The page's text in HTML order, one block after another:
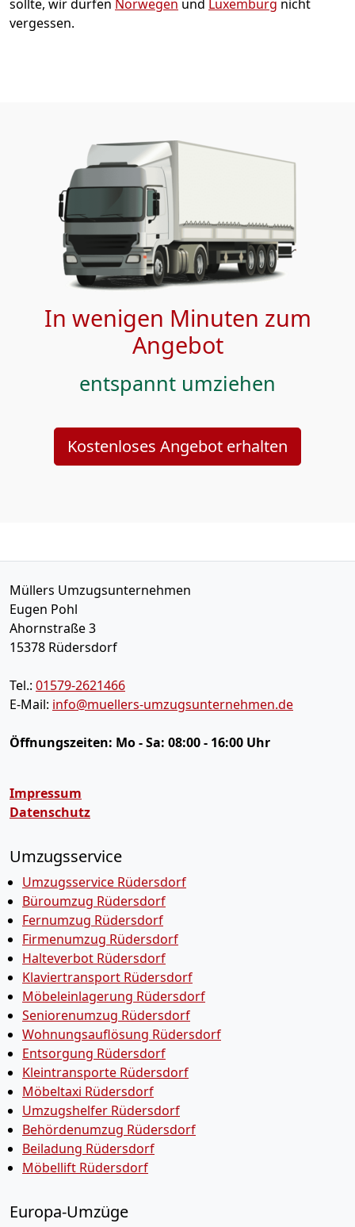
sollte, wir dürfen Norwegen und Luxemburg nicht
vergessen.
In wenigen Minuten zum
Angebot
entspannt umziehen
Kostenloses Angebot erhalten
Müllers Umzugsunternehmen
Eugen Pohl
Ahornstraße 3
15378 Rüdersdorf
Tel.: 01579-2621466
E-Mail: info@muellers-umzugsunternehmen.de
Öffnungszeiten: Mo - Sa: 08:00 - 16:00 Uhr
Impressum
Datenschutz
Umzugsservice
Umzugsservice Rüdersdorf
Büroumzug Rüdersdorf
Fernumzug Rüdersdorf
Firmenumzug Rüdersdorf
Halteverbot Rüdersdorf
Klaviertransport Rüdersdorf
Möbeleinlagerung Rüdersdorf
Seniorenumzug Rüdersdorf
Wohnungsauflösung Rüdersdorf
Entsorgung Rüdersdorf
Kleintransporte Rüdersdorf
Möbeltaxi Rüdersdorf
Umzugshelfer Rüdersdorf
Behördenumzug Rüdersdorf
Beiladung Rüdersdorf
Möbellift Rüdersdorf
Europa-Umzüge